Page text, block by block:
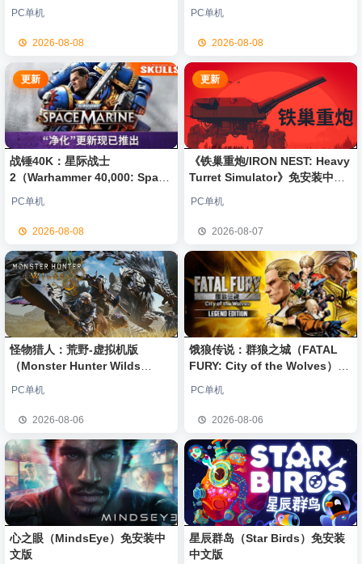
PC单机
2026-08-08
PC单机
2026-08-08
更新
战锤40K：星际战士
2（Warhammer 40,000: Space
PC单机
2026-08-08
更新
《铁巢重炮/IRON NEST: Heavy
Turret Simulator》免安装中文
PC单机
2026-08-07
怪物猎人：荒野-虚拟机版
（Monster Hunter Wilds
PC单机
2026-08-06
饿狼传说：群狼之城（FATAL
FURY: City of the Wolves）免
PC单机
2026-08-06
心之眼（MindsEye）免安装中
文版
星辰群岛（Star Birds）免安装
中文版